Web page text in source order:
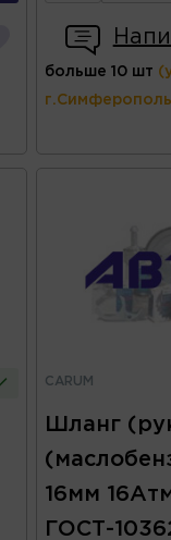
больше 10 шт
CARUM
Шланг
16мм
ГОСТ-